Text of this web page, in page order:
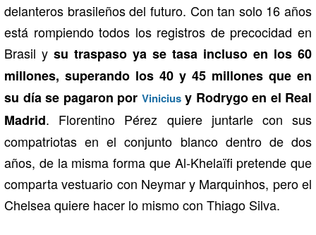
delanteros brasileños del futuro. Con tan solo 16 años
está rompiendo todos los registros de precocidad en
Brasil y su traspaso ya se tasa incluso en los 60
millones, superando los 40 y 45 millones que en
su día se pagaron por Viniciusy Rodrygo en el Real
Madrid. Florentino Pérez quiere juntarle con sus
compatriotas en el conjunto blanco dentro de dos
años, de la misma forma que Al-Khelaïfi pretende que
comparta vestuario con Neymar y Marquinhos, pero el
Chelsea quiere hacer lo mismo con Thiago Silva.